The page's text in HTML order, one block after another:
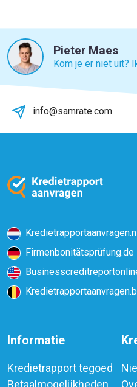
Pieter Maes
Kom je er niet uit?
info@samrate.com
Firmenbonitätsprüfung.de
Informatie
Kredietrapport tegoed
Betaalmogelijkheden